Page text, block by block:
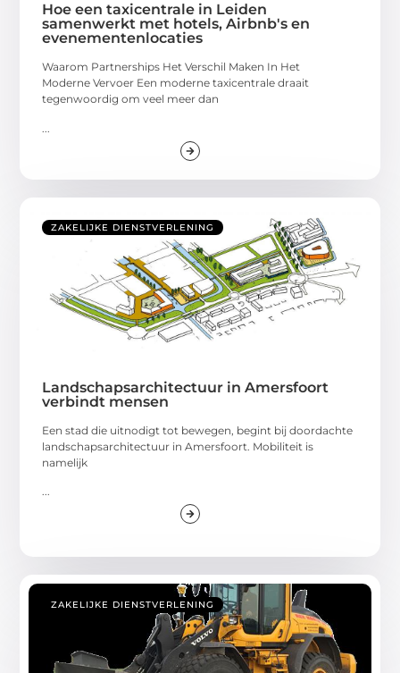
Hoe een taxicentrale in Leiden
samenwerkt met hotels, Airbnb's en
evenementenlocaties
Waarom Partnerships Het Verschil Maken In Het
Moderne Vervoer Een moderne taxicentrale draait
tegenwoordig om veel meer dan
ZAKELIJKE DIENSTVERLENING
Landschapsarchitectuur in Amersfoort
verbindt mensen
Een stad die uitnodigt tot bewegen, begint bij doordachte
landschapsarchitectuur in Amersfoort. Mobiliteit is
namelijk
...
ZAKELIJKE DIENSTVERLENING